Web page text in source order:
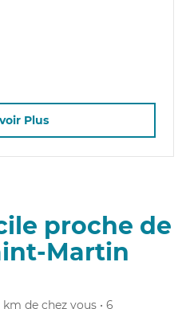
Plus
proche de
Martin
km de chez vous • 6